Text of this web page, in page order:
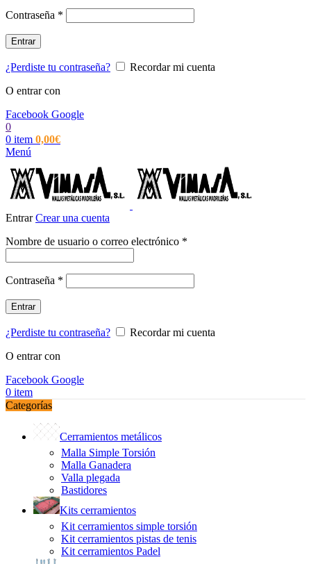
Contraseña *
Entrar
¿Perdiste tu contraseña?
Recordar mi cuenta
O entrar con
Facebook Google
0
0 item 0,00€
Menú
EntrarCrear una cuenta
Nombre de usuario o correo electrónico *
Contraseña *
Entrar
¿Perdiste tu contraseña?
Recordar mi cuenta
O entrar con
Facebook Google
0 item
Categorías
Cerramientos metálicos
Malla Simple Torsión
Malla Ganadera
Valla plegada
Bastidores
Kits cerramientos
Kit cerramientos simple torsión
Kit cerramientos pistas de tenis
Kit cerramientos Padel